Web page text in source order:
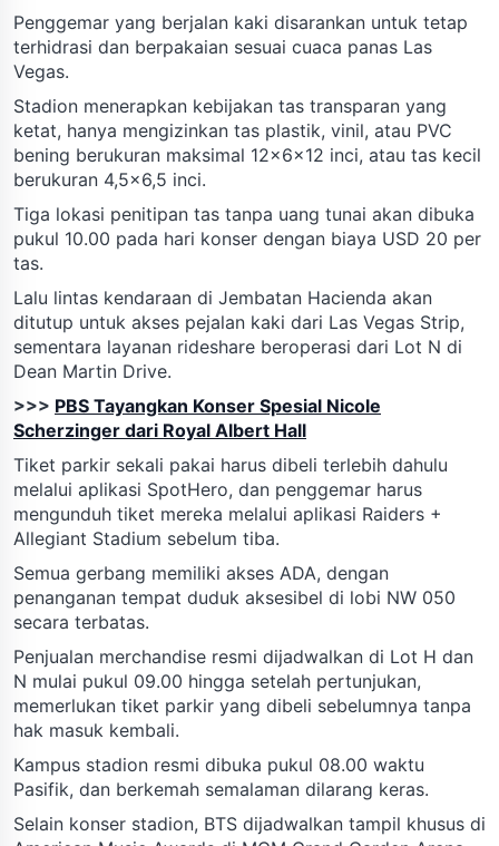
Penggemar yang berjalan kaki disarankan untuk tetap
terhidrasi dan berpakaian sesuai cuaca panas Las
Vegas.
Stadion menerapkan kebijakan tas transparan yang
ketat, hanya mengizinkan tas plastik, vinil, atau PVC
bening berukuran maksimal 12x6x12 inci, atau tas kecil
berukuran 4,5x6,5 inci.
Tiga lokasi penitipan tas tanpa uang tunai akan dibuka
pukul 10.00 pada hari konser dengan biaya USD 20 per
tas.
Lalu lintas kendaraan di Jembatan Hacienda akan
ditutup untuk akses pejalan kaki dari Las Vegas Strip,
sementara layanan rideshare beroperasi dari Lot N di
Dean Martin Drive.
>>> PBS Tayangkan Konser Spesial Nicole
Scherzinger dari Royal Albert Hall
Tiket parkir sekali pakai harus dibeli terlebih dahulu
melalui aplikasi SpotHero, dan penggemar harus
mengunduh tiket mereka melalui aplikasi Raiders +
Allegiant Stadium sebelum tiba.
Semua gerbang memiliki akses ADA, dengan
penanganan tempat duduk aksesibel di lobi NW 050
secara terbatas.
Penjualan merchandise resmi dijadwalkan di Lot H dan
N mulai pukul 09.00 hingga setelah pertunjukan,
memerlukan tiket parkir yang dibeli sebelumnya tanpa
hak masuk kembali.
Kampus stadion resmi dibuka pukul 08.00 waktu
Pasifik, dan berkemah semalaman dilarang keras.
Selain konser stadion, BTS dijadwalkan tampil khusus di